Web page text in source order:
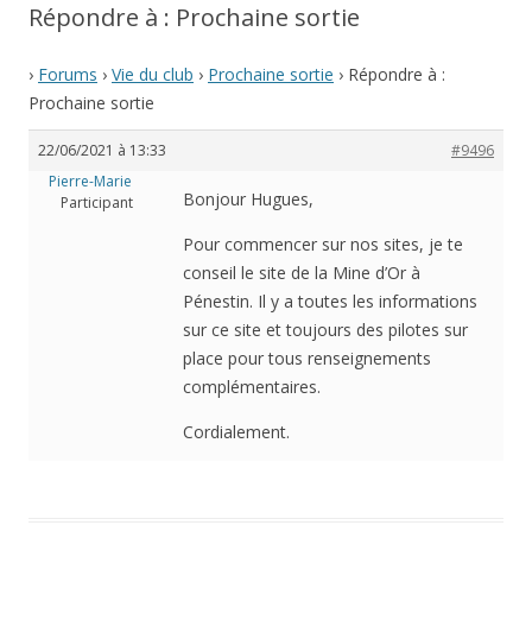
Répondre à : Prochaine sortie
› Forums › Vie du club › Prochaine sortie › Répondre à :
Prochaine sortie
22/06/2021 à 13:33
#9496
Pierre-Marie
Participant
Bonjour Hugues,
Pour commencer sur nos sites, je te
conseil le site de la Mine d’Or à
Pénestin. Il y a toutes les informations
sur ce site et toujours des pilotes sur
place pour tous renseignements
complémentaires.
Cordialement.